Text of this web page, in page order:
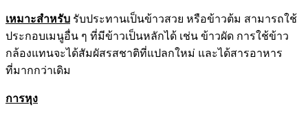
เหมาะสำหรับ รับประทานเป็นข้าวสวย หรือข้าวต้ม สามารถใช้
ประกอบเมนูอื่น ๆ ที่มีข้าวเป็นหลักได้ เช่น ข้าวผัด การใช้ข้าว
กล้องแทนจะได้สัมผัสรสชาติที่แปลกใหม่ และได้สารอาหาร
ที่มากกว่าเดิม
การหุง